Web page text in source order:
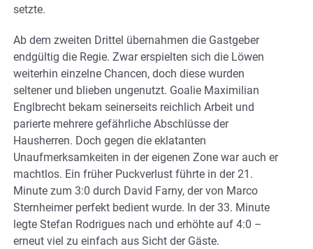
setzte.
Ab dem zweiten Drittel übernahmen die Gastgeber
endgültig die Regie. Zwar erspielten sich die Löwen
weiterhin einzelne Chancen, doch diese wurden
seltener und blieben ungenutzt. Goalie Maximilian
Englbrecht bekam seinerseits reichlich Arbeit und
parierte mehrere gefährliche Abschlüsse der
Hausherren. Doch gegen die eklatanten
Unaufmerksamkeiten in der eigenen Zone war auch er
machtlos. Ein früher Puckverlust führte in der 21.
Minute zum 3:0 durch David Farny, der von Marco
Sternheimer perfekt bedient wurde. In der 33. Minute
legte Stefan Rodrigues nach und erhöhte auf 4:0 –
erneut viel zu einfach aus Sicht der Gäste.